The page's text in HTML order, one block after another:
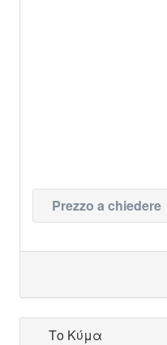
Prezzo a chiedere
Το Κύμα